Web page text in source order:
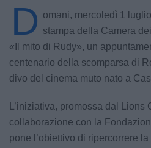
D omani, mercoledì 1
stampa della Camera
«Il mito di Rudy», un
centenario della scomparsa di
divo del cinema muto nato a
L’iniziativa, promossa dal
collaborazione con la
pone l’obiettivo di ripercorrere la